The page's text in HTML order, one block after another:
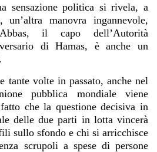
sensazione politica si rivela, a
un’altra manovra ingannevole,
il capo dell’Autorità
di Hamas, è anche un
tante volte in passato, anche nel
pubblica mondiale viene
che la questione decisiva in
delle due parti in lotta vincerà
sullo sfondo e chi si arricchisce
scrupoli a spese di persone